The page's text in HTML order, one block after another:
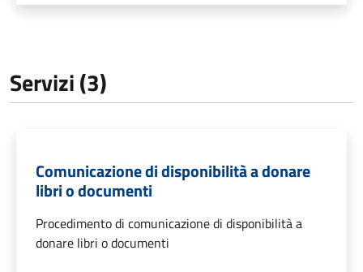
Servizi (3)
Comunicazione di disponibilità a donare
libri o documenti
Procedimento di comunicazione di disponibilità a
donare libri o documenti